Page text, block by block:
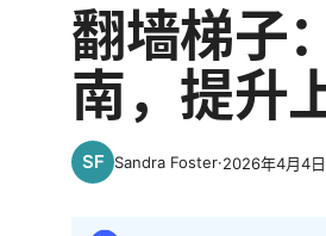
翻墙梯子
南，提升
Sandra Foster·2026年4月4日